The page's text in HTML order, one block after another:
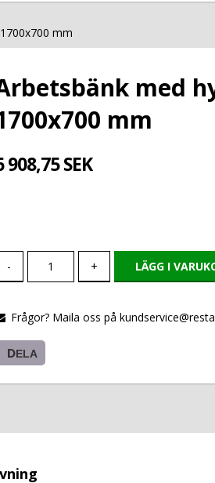
mm
med
mm
908,75 SEK
- + LÄGG I
Frågor? Maila oss på
DELA